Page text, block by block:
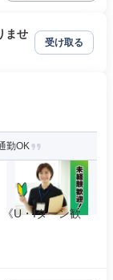
ませ
受け取る
勤OK
U・Iターン歓